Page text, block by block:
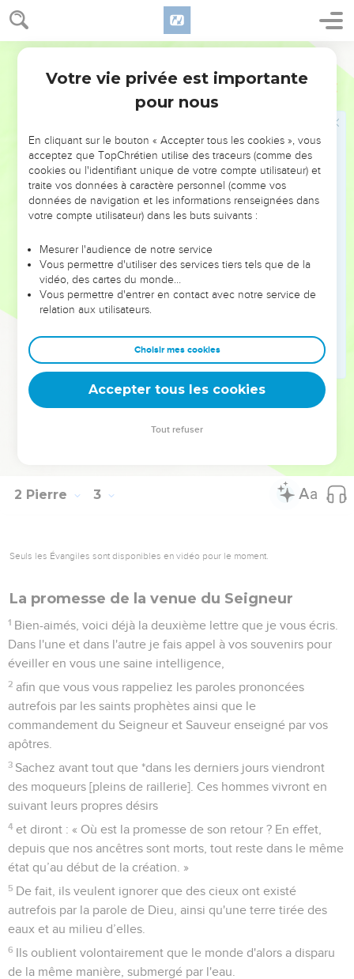
2 Pierre 2
salaire pour son injustice.
Il a cependant été repris pour sa violation des règles : une
ânesse muette a fait entendre une voix humaine et s’est
opposée à la folie du prophète.
Ces gens-là sont des sources sans eau, des nuages
poussés par la tempête ; l'obscurité des ténèbres leur est
réservée [pour l'éternité].
Avec de grands discours pleins de vide, ils prennent au
piège des plaisirs de la chair, de leurs débauches, ceux qui
ont en réalité échappé aux hommes vivant dans l'égarement.
Ils leur promettent la liberté alors qu'ils sont eux-mêmes
qui l’a dominé.
En effet si, après avoir échappé aux souillures du monde
par la connaissance de notre Seigneur et Sauveur Jésus-
Christ, ils se laissent reprendre et dominer par elles, leur
dernière condition est pire que la première.
Il aurait mieux valu pour eux ne pas connaître la voie de la
justice plutôt que de la connaître et de se détourner ensuite
du saint commandement qui leur avait été donné.
Il leur est arrivé ce que disent avec raison les proverbes :
2 Pierre 3
Seuls les Évangiles sont disponibles en vidéo pour le moment.
La promesse de la venue du Seigneur
1 Bien-aimés, voici déjà la deuxième lettre que je vous écris.
Dans l'une et dans l'autre je fais appel à vos souvenirs pour
éveiller en vous une saine intelligence,
2 afin que vous vous rappeliez les paroles prononcées
autrefois par les saints prophètes ainsi que le
commandement du Seigneur et Sauveur enseigné par vos
apôtres.
3 Sachez avant tout que *dans les derniers jours viendront
des moqueurs [pleins de raillerie]. Ces hommes vivront en
suivant leurs propres désirs
4 et diront : « Où est la promesse de son retour ? En effet,
depuis que nos ancêtres sont morts, tout reste dans le même
état qu’au début de la création. »
5 De fait, ils veulent ignorer que des cieux ont existé
autrefois par la parole de Dieu, ainsi qu'une terre tirée des
eaux et au milieu d’elles.
6 Ils oublient volontairement que le monde d'alors a disparu
de la même manière, submergé par l'eau.
Votre vie privée est importante
pour nous
En cliquant sur le bouton « Accepter tous les cookies », vous
acceptez que TopChrétien utilise des traceurs (comme des
cookies ou l'identifiant unique de votre compte utilisateur) et
traite vos données à caractère personnel (comme vos
données de navigation et les informations renseignées dans
votre compte utilisateur) dans les buts suivants :
Mesurer l'audience de notre service
Vous permettre d'utiliser des services tiers tels que de la
vidéo, des cartes du monde…
Vous permettre d'entrer en contact avec notre service de
relation aux utilisateurs.
Choisir mes cookies
Accepter tous les cookies
Tout refuser